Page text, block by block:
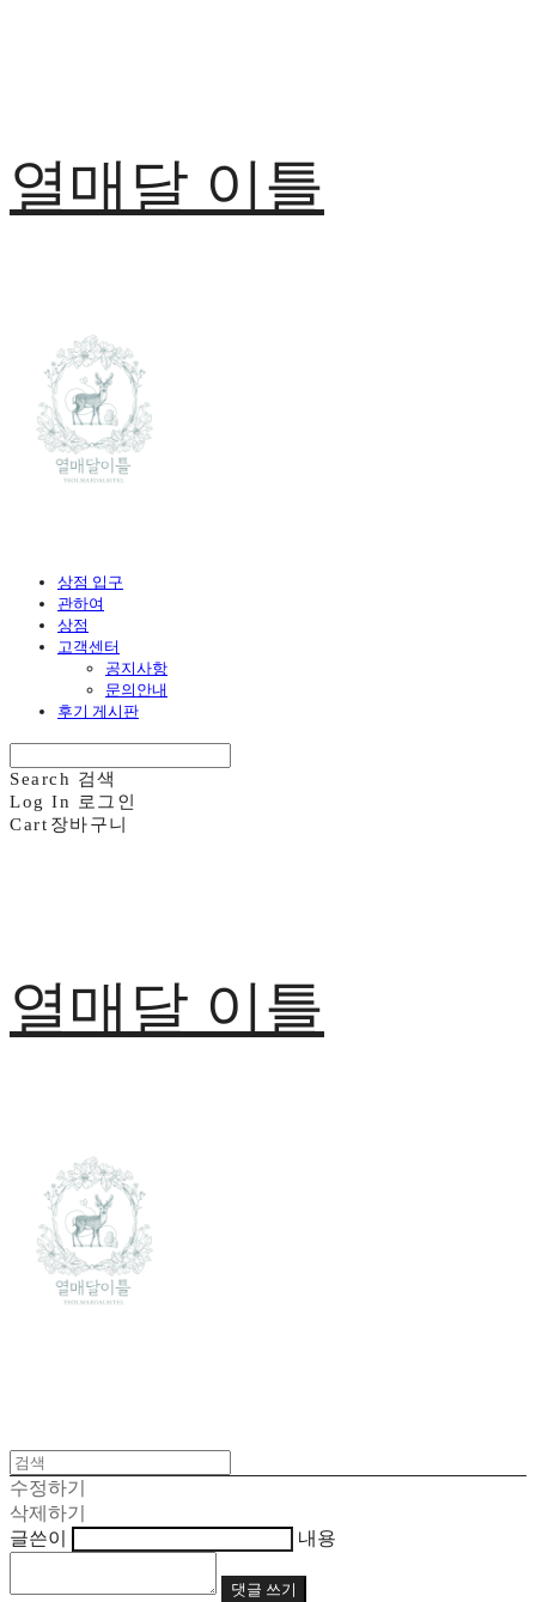
열매달 이틀
상점 입구
관하여
상점
고객센터
공지사항
문의안내
후기 게시판
Search 검색
Log In
로그인
Cart 장바구니
열매달 이틀
수정하기
삭제하기
글쓴이
내용
댓글 쓰기